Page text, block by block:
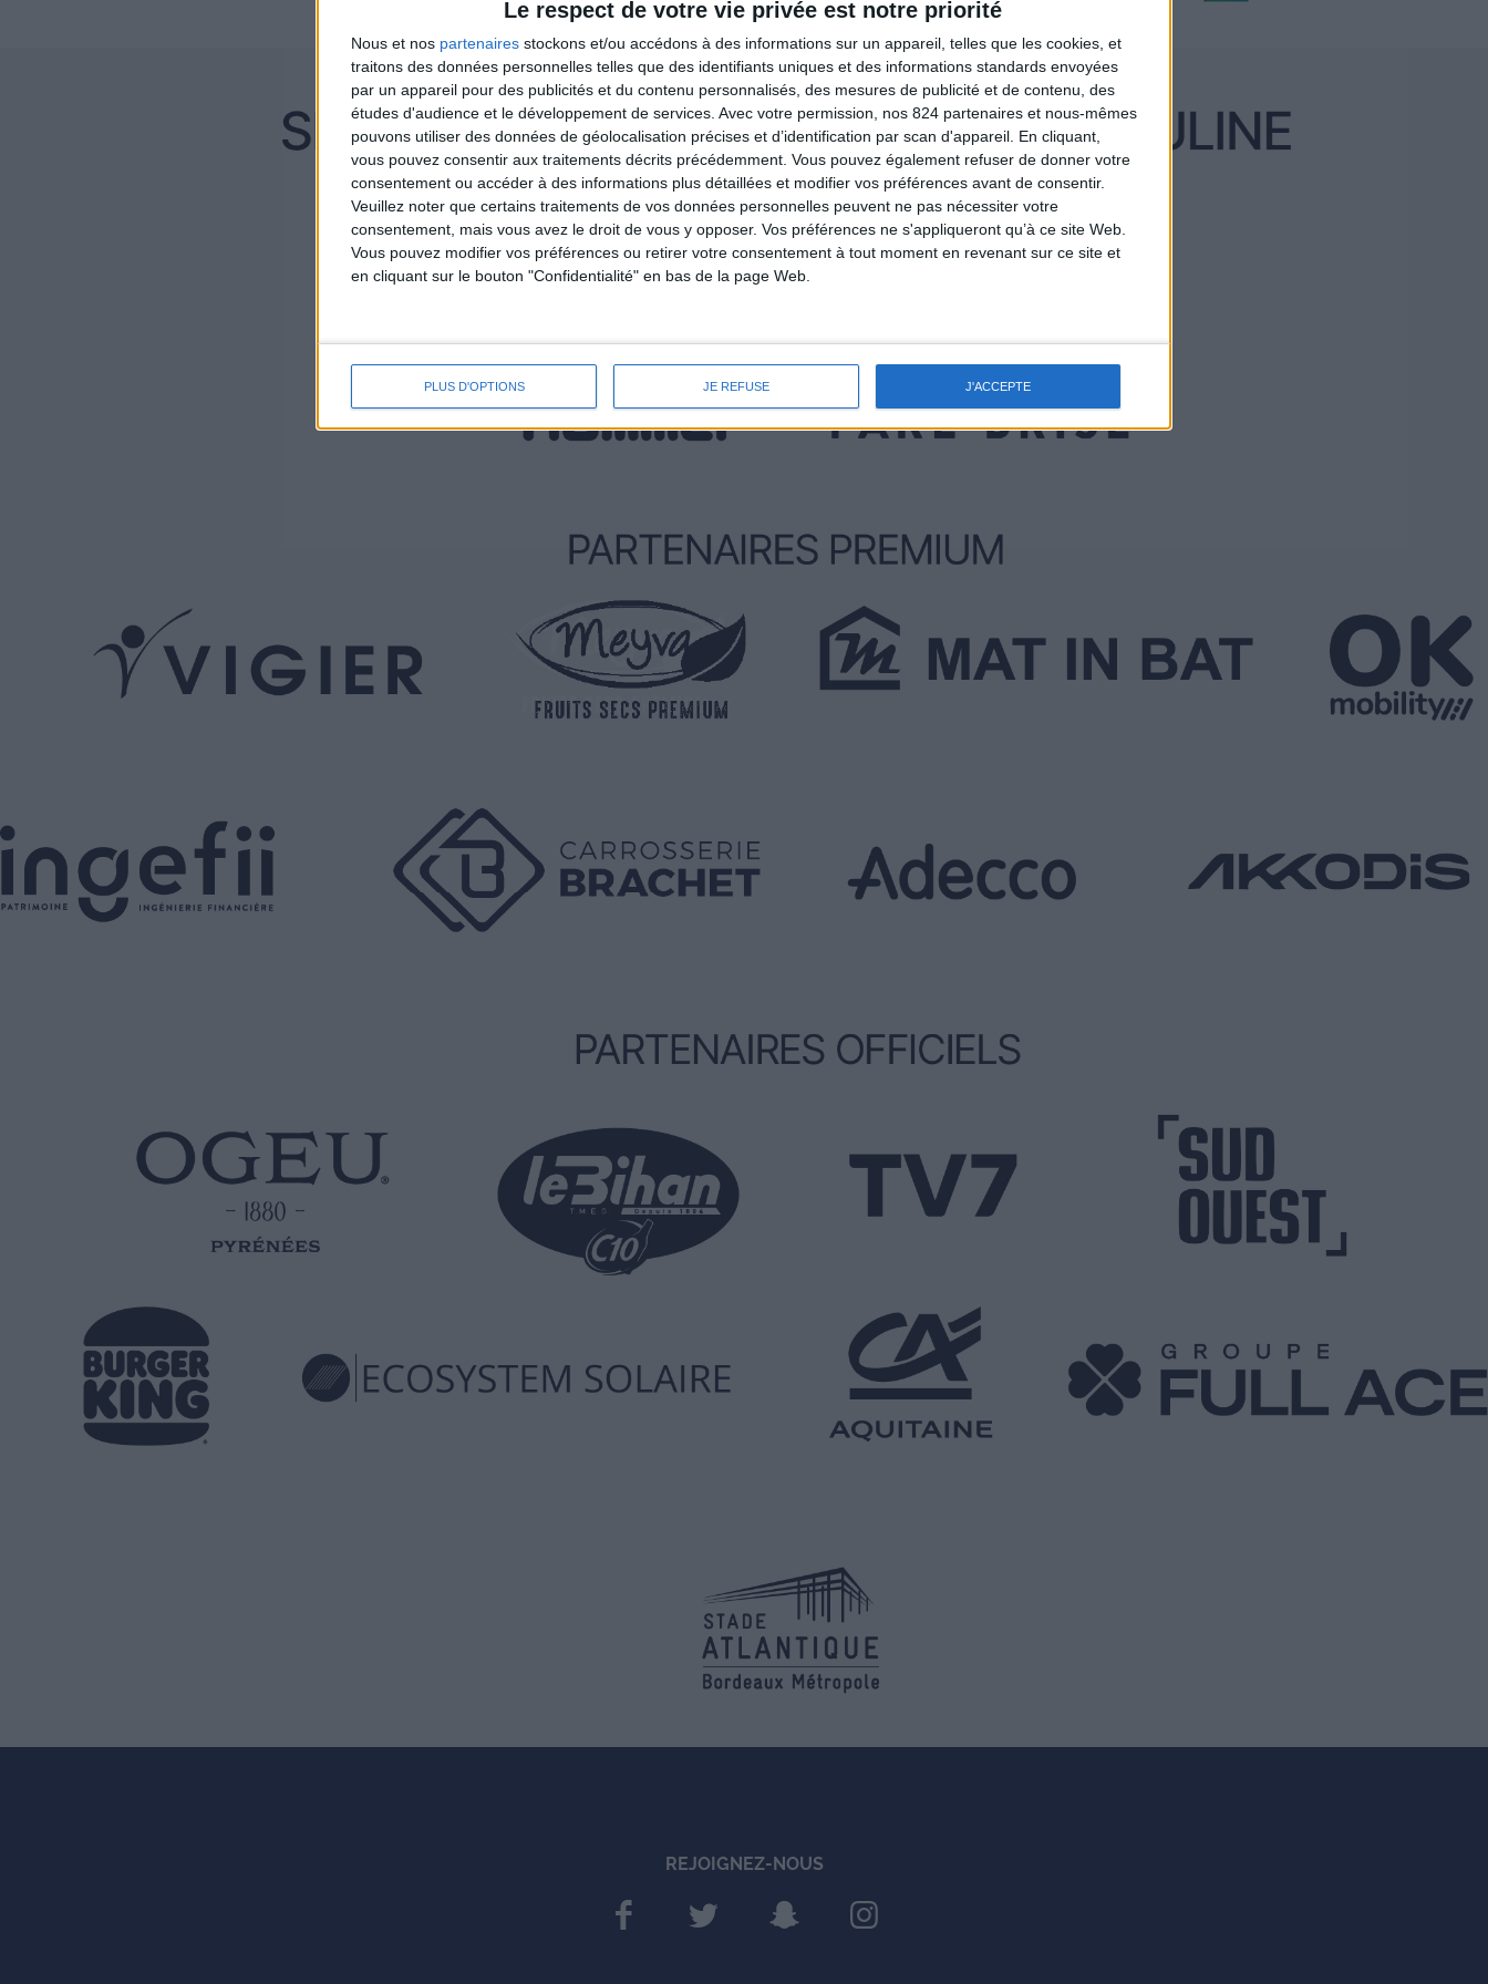
Le respect de votre vie privée est notre priorité
Nous et nos partenaires stockons et/ou accédons à des informations sur un appareil, telles que les cookies, et
traitons des données personnelles telles que des identifiants uniques et des informations standards envoyées
par un appareil pour des publicités et du contenu personnalisés, des mesures de publicité et de contenu, des
études d'audience et le développement de services. Avec votre permission, nos 824 partenaires et nous-mêmes
pouvons utiliser des données de géolocalisation précises et d’identification par scan d'appareil. En cliquant,
vous pouvez consentir aux traitements décrits précédemment. Vous pouvez également refuser de donner votre
consentement ou accéder à des informations plus détaillées et modifier vos préférences avant de consentir.
Veuillez noter que certains traitements de vos données personnelles peuvent ne pas nécessiter votre
consentement, mais vous avez le droit de vous y opposer. Vos préférences ne s'appliqueront qu’à ce site Web.
Vous pouvez modifier vos préférences ou retirer votre consentement à tout moment en revenant sur ce site et
en cliquant sur le bouton "Confidentialité" en bas de la page Web.
PLUS D'OPTIONS JE REFUSE J'ACCEPTE
REJOIGNEZ-NOUS